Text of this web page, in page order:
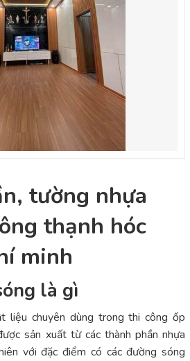
tường nhựa
thạnh hóc
minh
là gì
liệu chuyên dùng trong thi công ốp
sản xuất từ các thành phần nhựa
với đặc điểm có các đường sóng